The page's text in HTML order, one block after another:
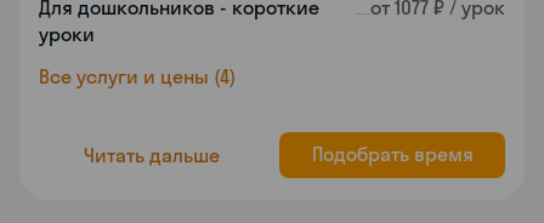
Для дошкольников - короткие
уроки
от 1077 ₽ / урок
Все услуги и цены (4)
Читать дальше Подобрать время